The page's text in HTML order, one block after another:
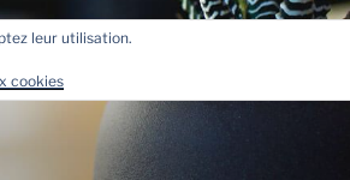
leur utilisation.
cookies